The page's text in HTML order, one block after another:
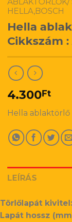
HELLA,BOSCH
Hella
Cikkszám :
4.300Ft
Hella ablaktörlő
LEÍRÁS
Törlőlapát kivitel:
Lapát hossz